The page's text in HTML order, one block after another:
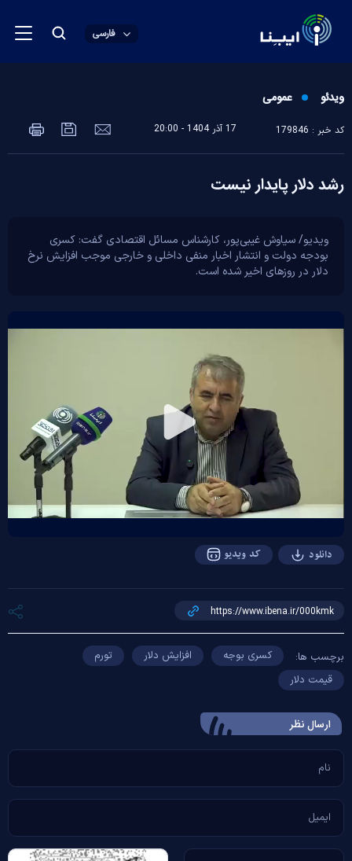
فارسی
ویدئو عمومی
کد خبر : 179846 17 آذر 1404 - 20:00
رشد دلار پایدار نیست
ویدیو/ سیاوش غیبی‌پور، کارشناس مسائل اقتصادی گفت: کسری
بودجه دولت و انتشار اخبار منفی داخلی و خارجی موجب افزایش نرخ
دلار در روزهای اخیر شده است.
Play
Video
دانلود کد ویدیو
برچسب ها: کسری بوجه افزایش دلار
تورم
قیمت دلار
ارسال‌ نظر